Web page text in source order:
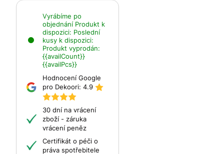
Vyrábíme po
objednání Produkt k
dispozici: Poslední
kusy k dispozici:
Produkt vyprodán:
{{availCount}}
{{availPcs}}
Hodnocení Google
pro Dekoori: 4.9
30 dní na vrácení
zboží - záruka
vrácení peněz
Certifikát o péči o
práva spotřebitele